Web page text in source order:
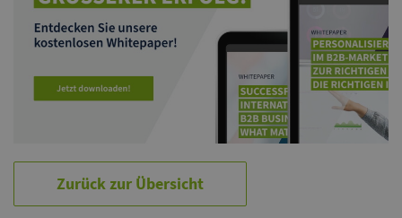
Zurück zur Übersicht